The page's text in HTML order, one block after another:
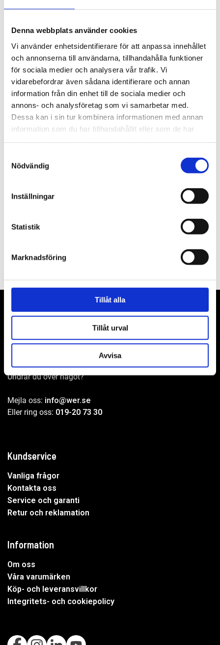
Denna webbplats använder cookies
Vi använder enhetsidentifierare för att anpassa innehållet
och annonserna till användarna, tillhandahålla funktioner
för sociala medier och analysera vår trafik. Vi
vidarebefordrar även sådana identifierare och annan
information från din enhet till de sociala medier och
annons- och analysföretag som vi samarbetar med.
Dessa kan i sin tur kombinera informationen med annan
information som du har tillhandahållit eller som de har
Nödvändig
Inställningar
Statistik
Marknadsföring
Tillåt alla
Tillåt urval
Avvisa
Rekommenderat pris: 13.00 kr
13 kr
Beskrivning
Om varumärket
Filer
WER-agenturer AB
Adress: Elementvägen 7, 702 27 Örebro
Undrar du över något?
Mejla oss: info@wer.se
Eller ring oss: 019-20 73 30
Kundservice
Vanliga frågor
Kontakta oss
Service och garanti
Retur och reklamation
Information
Om oss
Våra varumärken
Köp- och leveransvillkor
Integritets- och cookiepolicy